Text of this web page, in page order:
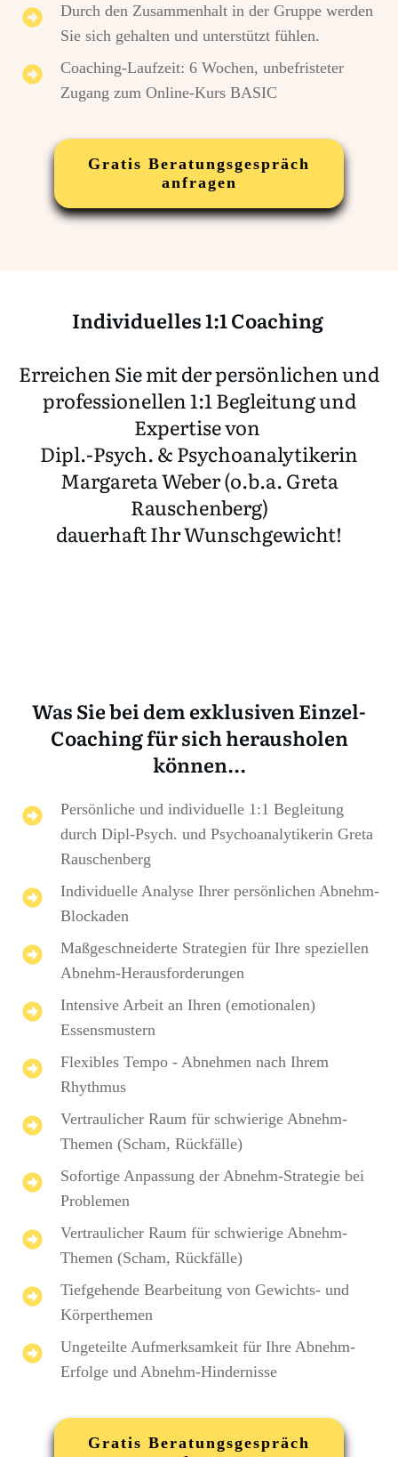
Durch den Zusammenhalt in der Gruppe werden
Sie sich gehalten und unterstützt fühlen.
Coaching-Laufzeit: 6 Wochen, unbefristeter
Zugang zum Online-Kurs BASIC
Gratis Beratungsgespräch
anfragen
Individuelles 1:1 Coaching
Erreichen Sie mit der persönlichen und
professionellen 1:1 Begleitung und
Expertise von
Dipl.-Psych. & Psychoanalytikerin
Margareta Weber (o.b.a. Greta
Rauschenberg)
dauerhaft Ihr Wunschgewicht!
Was Sie bei dem exklusiven Einzel-
Coaching für sich herausholen
können...
Persönliche und individuelle 1:1 Begleitung
durch Dipl-Psych. und Psychoanalytikerin Greta
Rauschenberg
Individuelle Analyse Ihrer persönlichen Abnehm-
Blockaden
Maßgeschneiderte Strategien für Ihre speziellen
Abnehm-Herausforderungen
Intensive Arbeit an Ihren (emotionalen)
Essensmustern
Flexibles Tempo - Abnehmen nach Ihrem
Rhythmus
Vertraulicher Raum für schwierige Abnehm-
Themen (Scham, Rückfälle)
Sofortige Anpassung der Abnehm-Strategie bei
Problemen
Vertraulicher Raum für schwierige Abnehm-
Themen (Scham, Rückfälle)
Tiefgehende Bearbeitung von Gewichts- und
Körperthemen
Ungeteilte Aufmerksamkeit für Ihre Abnehm-
Erfolge und Abnehm-Hindernisse
Gratis Beratungsgespräch